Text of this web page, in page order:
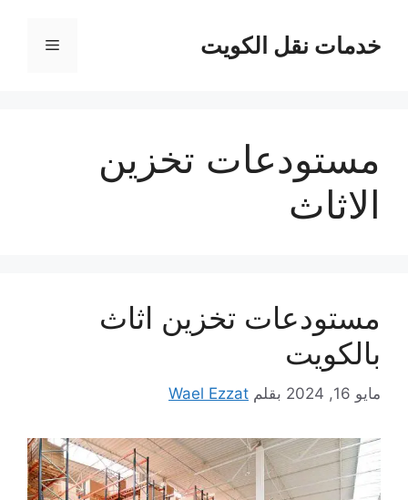
المحتوىخدمات نقل الكويت القائمة
مستودعات تخزين
الاثاث
مستودعات تخزين اثاث
بالكويت
مايو 16, 2024 بقلم Wael Ezzat